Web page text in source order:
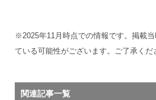
※2025年11月時点での情報です。掲載
ている可能性がございます。ご了承くだ
関連記事一覧